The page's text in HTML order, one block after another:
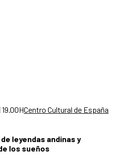
Centro Cultural de España
leyendas andinas y
los sueños